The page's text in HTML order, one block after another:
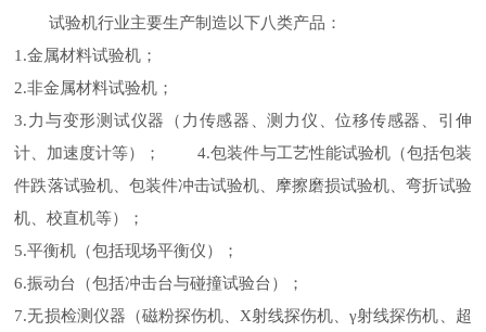
试验机行业主要生产制造以下八类产品：
1.金属材料试验机；
2.非金属材料试验机；
3.力与变形测试仪器（力传感器、测力仪、位移传感器、引伸
计、加速度计等）；4.包装件与工艺性能试验机（包括包装
件跌落试验机、包装件冲击试验机、摩擦磨损试验机、弯折试验
机、校直机等）；
5.平衡机（包括现场平衡仪）；
6.振动台（包括冲击台与碰撞试验台）；
7.无损检测仪器（磁粉探伤机、 X射线探伤机、γ射线探伤机、超